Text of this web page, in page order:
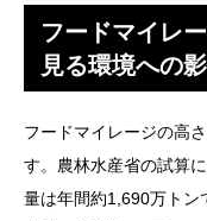
フードマイレ
見る環境への
フードマイレージの高
す。農林水産省の試算
量は年間約1,690万トン